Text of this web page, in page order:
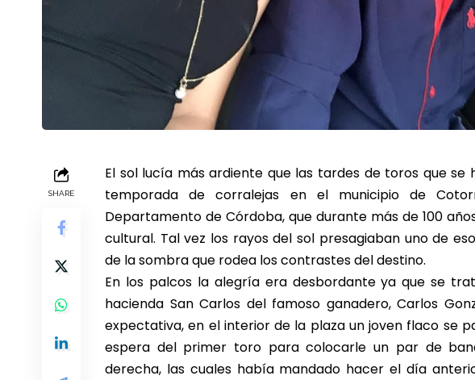
SHARE
El sol lucía más ardiente que las tardes de toros que se
temporada de corralejas en el municipio de
Departamento de Córdoba, que durante más de 100
cultural. Tal vez los rayos del sol presagiaban uno de
de la sombra que rodea los contrastes del destino.
En los palcos la alegría era desbordante ya que se
hacienda San Carlos del famoso ganadero, Carlos
expectativa, en el interior de la plaza un joven flaco se
espera del primer toro para colocarle un par de
derecha, las cuales había mandado hacer el día